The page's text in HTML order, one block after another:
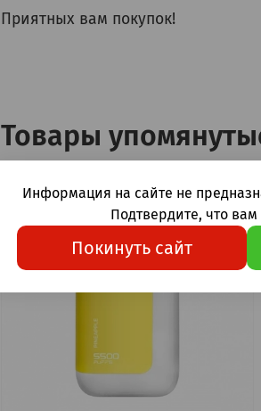
Приятных вам покупок!
Товары
Информация на сайте не
Подтвердите, что
Покинуть сайт